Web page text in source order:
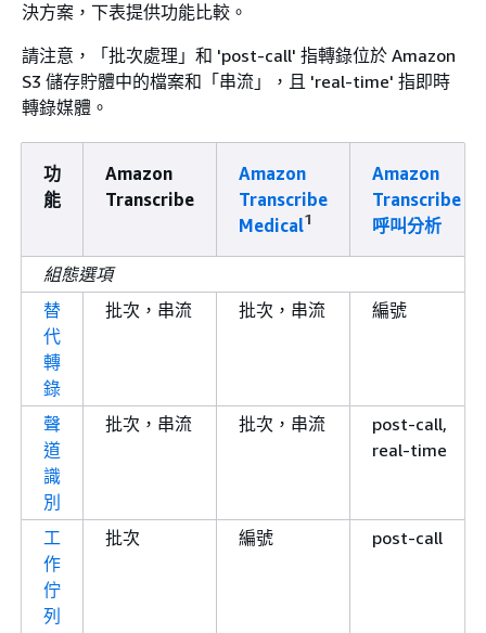
決方案，下表提供功能比較。
請注意，「批次處理」和 'post-call' 指轉錄位於 Amazon
S3 儲存貯體中的檔案和「串流」，且 'real-time' 指即時
轉錄媒體。
功
能
Amazon
Transcribe
Amazon
Transcribe
Medical1
Amazon
Transcribe
呼叫分析
組態選項
替
代
轉
錄
批次，串流 批次，串流 編號
聲
道
識
別
批次，串流 批次，串流
post-call,
real-time
工
作
佇
列
批次 編號 post-call